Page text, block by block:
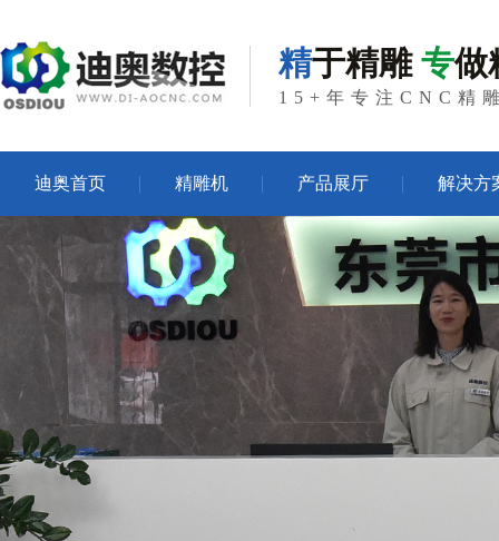
精于精雕 专做
15+年专注CNC精
迪奥首页 精雕机 产品展厅 解决方